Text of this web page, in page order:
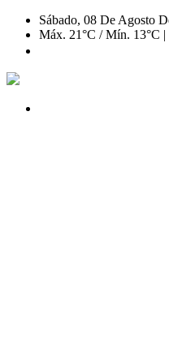
Sábado, 08 De Agosto
Máx. 21°C / Mín. 13°C